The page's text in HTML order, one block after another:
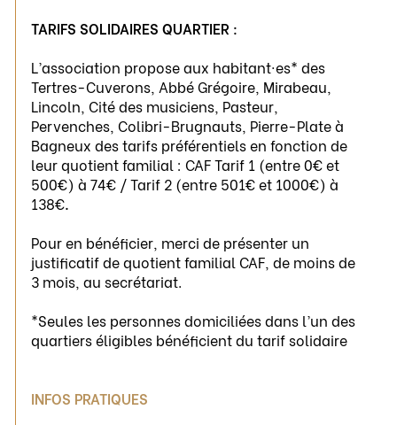
TARIFS SOLIDAIRES QUARTIER :
L’association propose aux habitant·es* des
Tertres-Cuverons, Abbé Grégoire, Mirabeau,
Lincoln, Cité des musiciens, Pasteur,
Pervenches, Colibri-Brugnauts, Pierre-Plate à
Bagneux des tarifs préférentiels en fonction de
leur quotient familial : CAF Tarif 1 (entre 0€ et
500€) à 74€ / Tarif 2 (entre 501€ et 1000€) à
138€.
Pour en bénéficier, merci de présenter un
justificatif de quotient familial CAF, de moins de
3 mois, au secrétariat.
*Seules les personnes domiciliées dans l’un des
quartiers éligibles bénéficient du tarif solidaire
INFOS PRATIQUES